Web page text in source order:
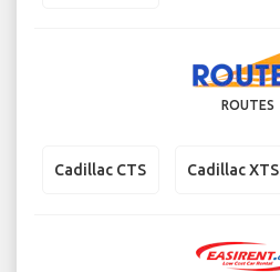
ROUTES
Cadillac CTS Cadillac XTS